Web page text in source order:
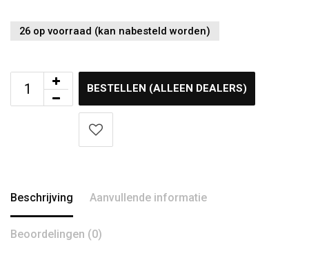
26 op voorraad (kan nabesteld worden)
BESTELLEN (ALLEEN DEALERS)
Beschrijving Aanvullende informatie
Beoordelingen (0)